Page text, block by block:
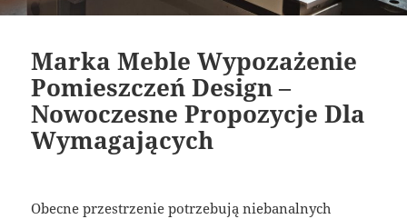
Marka Meble Wypozażenie
Pomieszczeń Design –
Nowoczesne Propozycje Dla
Wymagających
Obecne przestrzenie potrzebują niebanalnych